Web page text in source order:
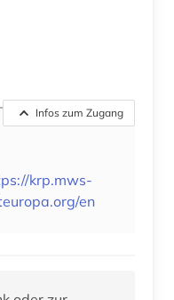
Infos zum Zugang
krp.mws-
en